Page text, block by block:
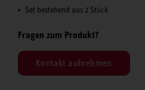
Set bestehend aus 2 Stück
Fragen zum Produkt?
Kontakt aufnehmen